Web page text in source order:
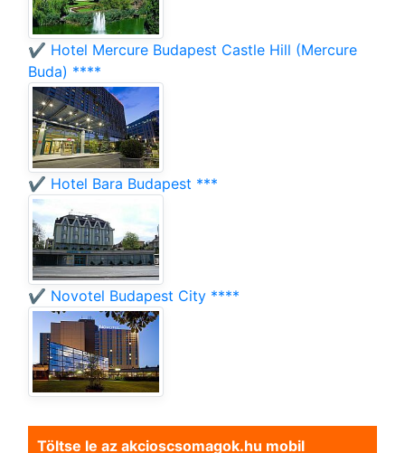
✔️ Hotel Mercure Budapest Castle Hill (Mercure
Buda) ****
✔️ Hotel Bara Budapest ***
✔️ Novotel Budapest City ****
Töltse le az akcioscsomagok.hu mobil